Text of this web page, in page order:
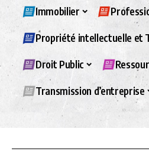
Immobilier
Propriété intellectuelle et
Droit Public
Transmission d’entreprise